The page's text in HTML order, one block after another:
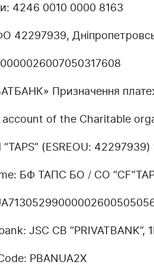
4246 0010 0000 8163
42297939,
Призначення
of the Charitable
“TAPS” (ESREOU:
БФ TAПC БО / CO
JSC CB “PRIVATBANK”,
PBANUA2X